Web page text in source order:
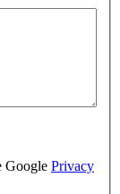
Google Privacy